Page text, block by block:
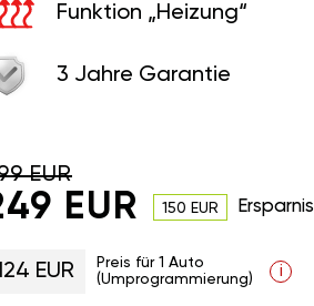
Funktion „Heizung“
3 Jahre Garantie
EUR
EUR 150 EUR Ersparnis
EUR
Preis für 1 Auto
(Umprogrammierung)
i